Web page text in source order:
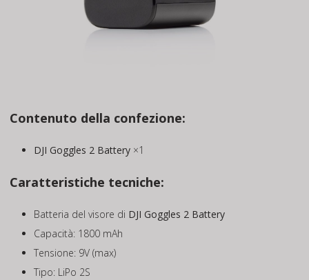
Contenuto della confezione:
DJI Goggles 2 Battery ×1
Caratteristiche tecniche:
Batteria del visore di DJI Goggles 2 Battery
Capacità: 1800 mAh
Tensione: 9V (max)
Tipo: LiPo 2S